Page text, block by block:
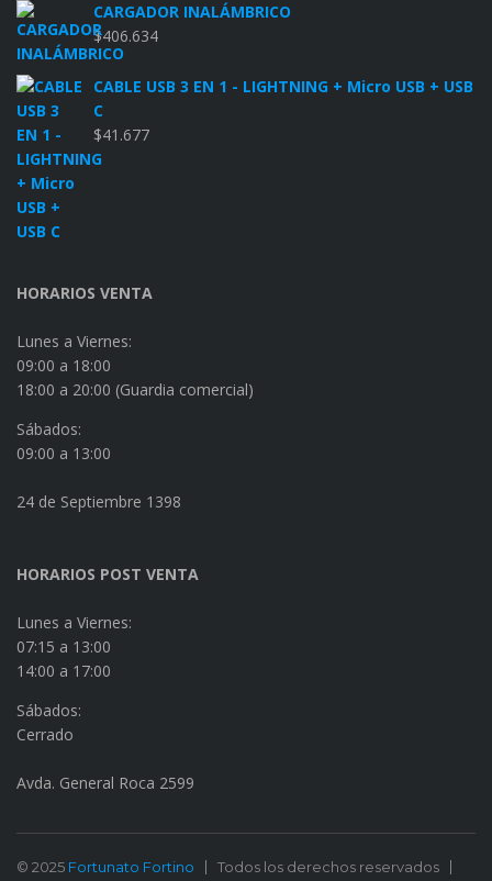
CARGADOR INALÁMBRICO
$406.634
CABLE USB 3 EN 1 - LIGHTNING + Micro USB + USB
C
$41.677
HORARIOS VENTA
Lunes a Viernes:
09:00 a 18:00
18:00 a 20:00 (Guardia comercial)
Sábados:
09:00 a 13:00
24 de Septiembre 1398
HORARIOS POST VENTA
Lunes a Viernes:
07:15 a 13:00
14:00 a 17:00
Sábados:
Cerrado
Avda. General Roca 2599
© 2025 Fortunato Fortino Todos los derechos reservados